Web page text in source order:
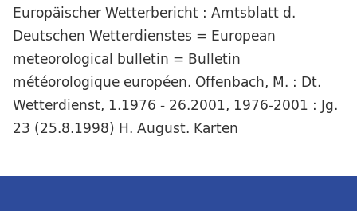
Europäischer Wetterbericht : Amtsblatt d.
Deutschen Wetterdienstes = European
meteorological bulletin = Bulletin
météorologique européen. Offenbach, M. : Dt.
Wetterdienst, 1.1976 - 26.2001, 1976-2001 : Jg.
23 (25.8.1998) H. August. Karten